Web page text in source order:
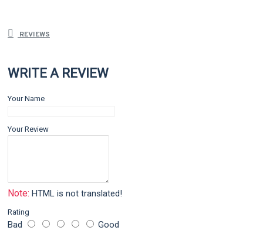
REVIEWS
WRITE A REVIEW
Your Name
Your Review
Note: HTML is not translated!
Rating
Bad Good